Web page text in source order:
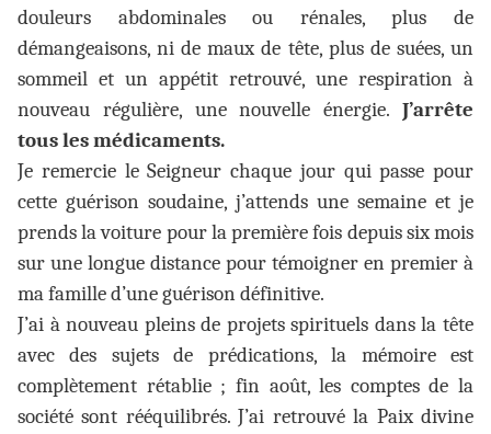
douleurs abdominales ou rénales, plus de
démangeaisons, ni de maux de tête, plus de suées, un
sommeil et un appétit retrouvé, une respiration à
nouveau régulière, une nouvelle énergie. J’arrête
tous les médicaments.
Je remercie le Seigneur chaque jour qui passe pour
cette guérison soudaine, j’attends une semaine et je
prends la voiture pour la première fois depuis six mois
sur une longue distance pour témoigner en premier à
ma famille d’une guérison définitive.
J’ai à nouveau pleins de projets spirituels dans la tête
avec des sujets de prédications, la mémoire est
complètement rétablie ; fin août, les comptes de la
société sont rééquilibrés. J’ai retrouvé la Paix divine